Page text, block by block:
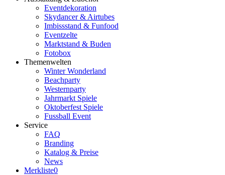
Eventdekoration
Skydancer & Airtubes
Imbissstand & Funfood
Eventzelte
Marktstand & Buden
Fotobox
Themenwelten
Winter Wonderland
Beachparty
Westernparty
Jahrmarkt Spiele
Oktoberfest Spiele
Fussball Event
Service
FAQ
Branding
Katalog & Preise
News
Merkliste0